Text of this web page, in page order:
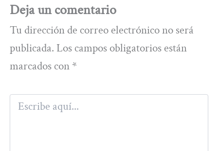
Deja un comentario
Tu dirección de correo electrónico no será
publicada. Los campos obligatorios están
marcados con *
aquí...